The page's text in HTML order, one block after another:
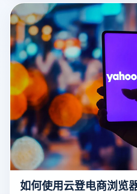
如何使用云登电商浏览